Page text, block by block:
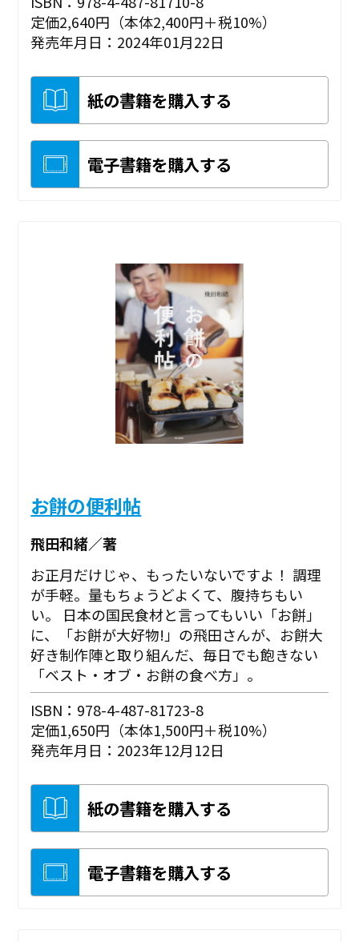
定価2,640円（本体2,400円＋税10%）
発売年月日：2024年01月22日
紙の書籍を購入する
電子書籍を購入する
お餅の便利帖
飛田和緒／著
お正月だけじゃ、もったいないですよ！ 調理
が手軽。量もちょうどよくて、腹持ちもい
い。 日本の国民食材と言ってもいい「お餅」
に、「お餅が大好物!」の飛田さんが、お餅大
好き制作陣と取り組んだ、毎日でも飽きない
「ベスト・オブ・お餅の食べ方」。
ISBN：978-4-487-81723-8
定価1,650円（本体1,500円＋税10%）
発売年月日：2023年12月12日
紙の書籍を購入する
電子書籍を購入する